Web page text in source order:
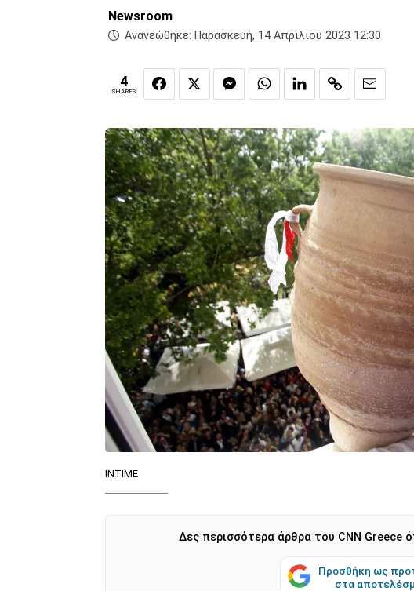
Newsroom
Ανανεώθηκε: Παρασκευή, 14 Απριλίου 2023 12:30
4
SHARES
ΙΝΤΙΜΕ
Δες περισσότερα άρθρα του CNN Greece
Προσθήκη ως
στα